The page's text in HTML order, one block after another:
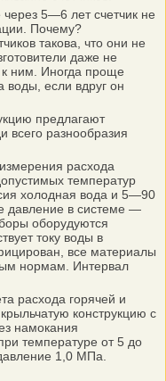
5—6 лет счетчик не
Почему?
такова, что они не
даже не
к ним. Иногда проще
воды, если вдруг он
предлагают
всего разнообразия
расхода
температур
холодная вода и 5—90
давление в системе —
оборудуются
току воды в
все материалы
нормам. Интервал
расхода горячей и
конструкцию с
намокания
температуре от 5 до
1,0 МПа.